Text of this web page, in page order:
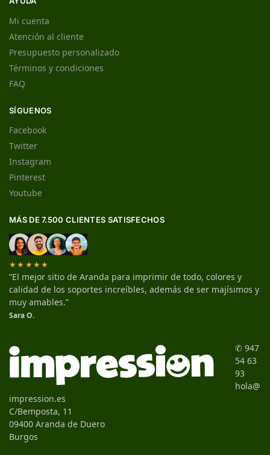
Mi cuenta
Atención al cliente
Presupuesto personalizado
Términos y condiciones
FAQ
SÍGUENOS
Facebook
Twitter
Instagram
Pinterest
Youtube
MÁS DE 7.500 CLIENTES SATISFECHOS
★★★★★
“El mejor sitio de Aranda para imprimir de todo, colores y
calidad de los soportes increíbles, además de ser majísimos y
muy amables.”
Sara O.
✆ 947
54 63
93
hola@
impression.es
C/Bemposta, 11
09400 Aranda de Duero
Burgos